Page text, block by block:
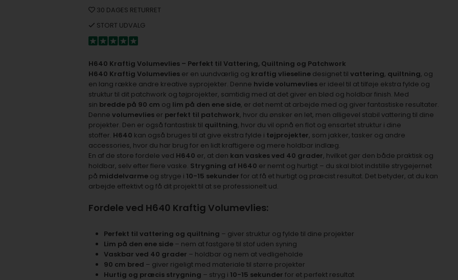
30 DAGES RETURRET
STORT UDVALG
H640 Kraftig Volumevlies – Perfekt til Vattering, Quiltning og Patchwork
H640 Kraftig Volumevlieser en uundværlig og kraftig vlieselinedesignet til vattering, quiltning, og
en lang række andre kreative syprojekter. Denne hvide volumevlieser ideel til at tilføje ekstra fylde og
struktur til dit patchwork og tøjprojekter, samtidig med at det giver en blød og holdbar finish. Med
sin bredde på 90 cm og lim på den ene side, er det nemt at arbejde med og giver fantastiske resultater.
Denne volumevlieser perfekt til patchwork, hvor du ønsker en let, men alligevel stabil vattering til dine
projekter. Den er også fantastisk til quiltning, hvor du vil opnå en flot og ensartet struktur i dine
stoffer. H640 kan også bruges til at give ekstra fylde i tøjprojekter, som jakker, tasker og andre
accessories, hvor du har brug for en lidt kraftigere og mere holdbar indlæg.
En af de store fordele ved H640 er, at den kan vaskes ved 40 grader, hvilket gør den både praktisk og
holdbar, selv efter flere vaske. Strygning af H640 er nemt og hurtigt – du skal blot indstille strygejernet
på middelvarmeog stryge i 10-15 sekunder for at få et hurtigt og præcist resultat. Det betyder, at du kan
arbejde effektivt og få dit projekt til at se professionelt ud.
Fordele ved H640 Kraftig Volumevlies:
Perfekt til vattering og quiltning – giver struktur og fylde til dine projekter
Lim på den ene side– nem at fastgøre til stof uden syning
Vaskbar ved 40 grader – holdbar og nem at vedligeholde
90 cm bred – giver rigeligt med materiale til større projekter
Hurtig og præcis strygning – stryg i 10-15 sekunder for et perfekt resultat